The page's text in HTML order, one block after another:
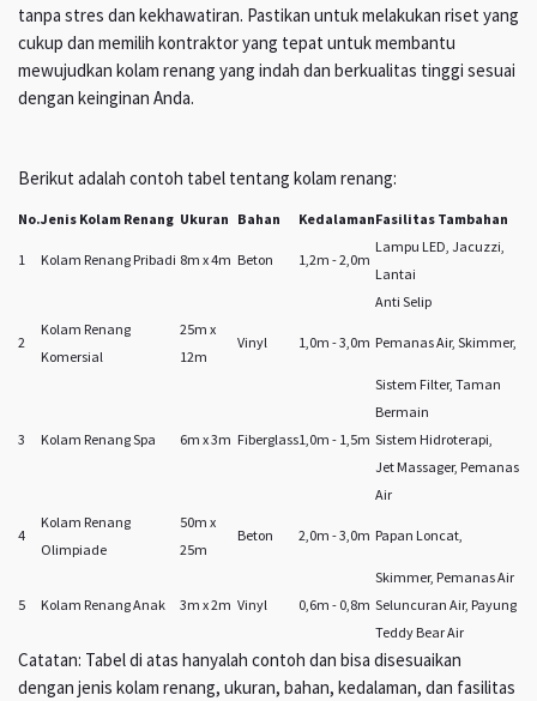
tanpa stres dan kekhawatiran. Pastikan untuk melakukan riset yang
cukup dan memilih kontraktor yang tepat untuk membantu
mewujudkan kolam renang yang indah dan berkualitas tinggi sesuai
dengan keinginan Anda.
Berikut adalah contoh tabel tentang kolam renang:
No.Jenis Kolam Renang Ukuran Bahan KedalamanFasilitas Tambahan
1 Kolam Renang Pribadi 8m x 4m Beton 1,2m - 2,0m
Lampu LED, Jacuzzi,
Lantai
Anti Selip
2
Kolam Renang
Komersial
25m x
12m
Vinyl 1,0m - 3,0m Pemanas Air, Skimmer,
Sistem Filter, Taman
Bermain
3
Kolam Renang Spa 6m x 3m Fiberglass1,0m - 1,5m Sistem Hidroterapi,
Jet Massager, Pemanas
Air
4
Kolam Renang
Olimpiade
50m x
25m
Beton 2,0m - 3,0m Papan Loncat,
Skimmer, Pemanas Air
5
Kolam Renang Anak 3m x 2m Vinyl 0,6m - 0,8m Seluncuran Air, Payung
Teddy Bear Air
Catatan: Tabel di atas hanyalah contoh dan bisa disesuaikan
dengan jenis kolam renang, ukuran, bahan, kedalaman, dan fasilitas